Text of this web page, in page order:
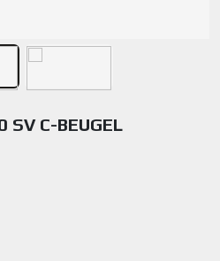
SV C-BEUGEL